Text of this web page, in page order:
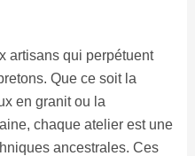
artisans qui perpétuent
Que ce soit la
en granit ou la
chaque atelier est une
ancestrales. Ces